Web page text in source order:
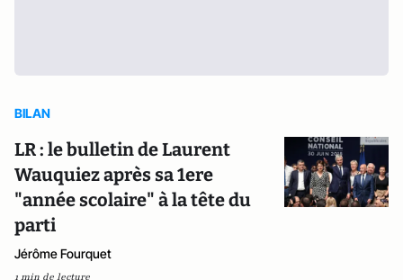
BILAN
LR : le bulletin de Laurent
Wauquiez après sa 1ere
"année scolaire" à la tête du
parti
Jérôme Fourquet
1 min de lecture